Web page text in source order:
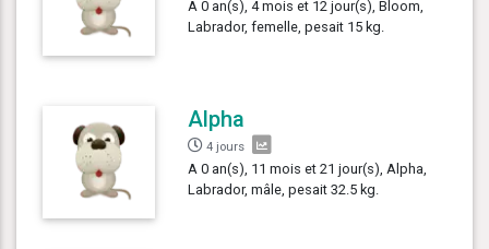
A 0 an(s), 4 mois et 12 jour(s), Bloom,
Labrador, femelle, pesait 15 kg.
Alpha
4 jours
A 0 an(s), 11 mois et 21 jour(s), Alpha,
Labrador, mâle, pesait 32.5 kg.